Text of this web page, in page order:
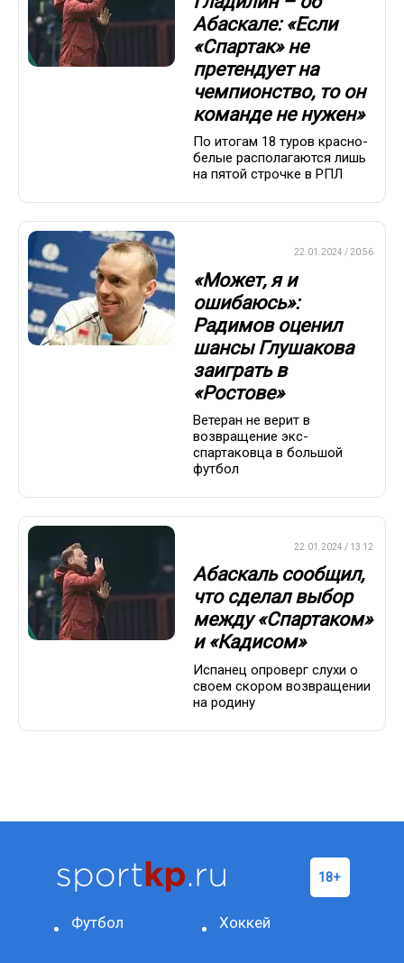
Абаскале: «Если
«Спартак» не
претендует на
чемпионство, то он
команде не нужен»
По итогам 18 туров красно-
белые располагаются лишь
на пятой строчке в РПЛ
22.01.2024 / 20:56
«Может, я и
ошибаюсь»:
Радимов оценил
шансы Глушакова
заиграть в
«Ростове»
Ветеран не верит в
возвращение экс-
спартаковца в большой
футбол
22.01.2024 / 13:12
Абаскаль сообщил,
что сделал выбор
между «Спартаком»
и «Кадисом»
Испанец опроверг слухи о
своем скором возвращении
на родину
Футбол Хоккей